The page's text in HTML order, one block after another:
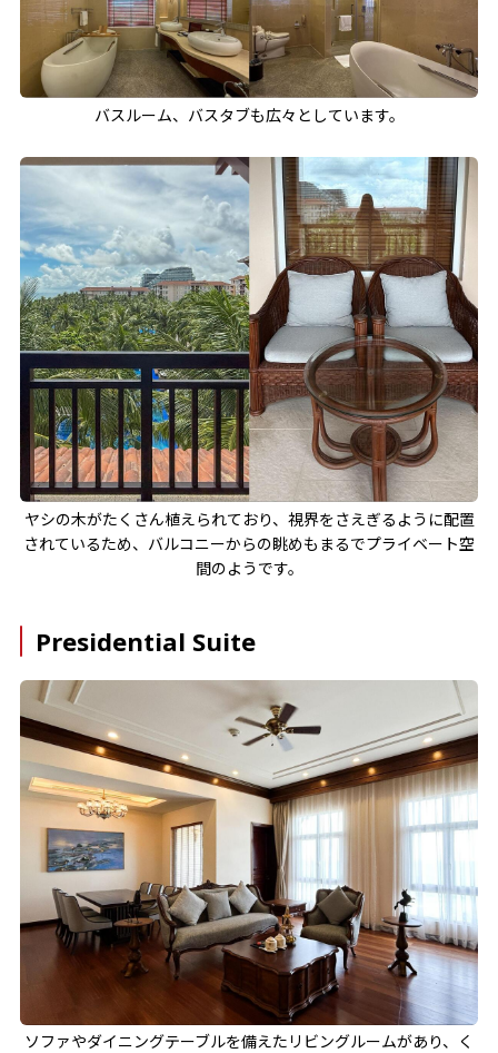
バスルーム、バスタブも広々としています。
ヤシの木がたくさん植えられており、視界をさえぎるように配置
されているため、バルコニーからの眺めもまるでプライベート空
間のようです。
Presidential Suite
ソファやダイニングテーブルを備えたリビングルームがあり、く